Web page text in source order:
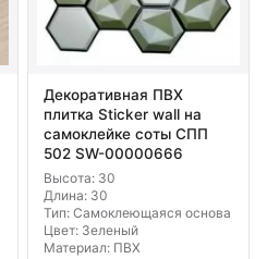
Декоративная ПВХ
плитка Sticker wall на
самоклейке соты СПП
502 SW-00000666
Высота: 30
Длина: 30
Тип: Самоклеющаяся основа
Цвет: Зеленый
Материал: ПВХ